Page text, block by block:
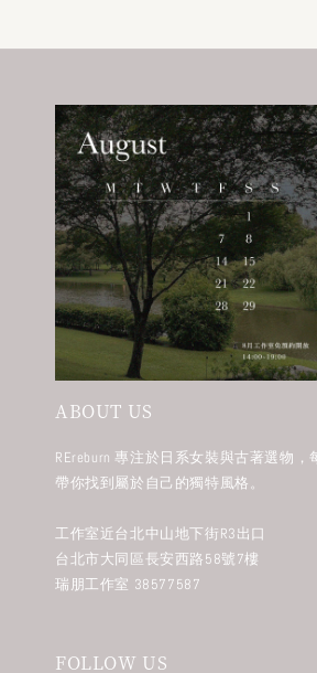
ABOUT US
REreburn 專注於日系女裝與古著選物，
帶你找到屬於自己的獨特風格。
工作室近台北中山地下街R3出口
台北市大同區長安西路58號7樓
瑞朋工作室 38577587
FOLLOW US